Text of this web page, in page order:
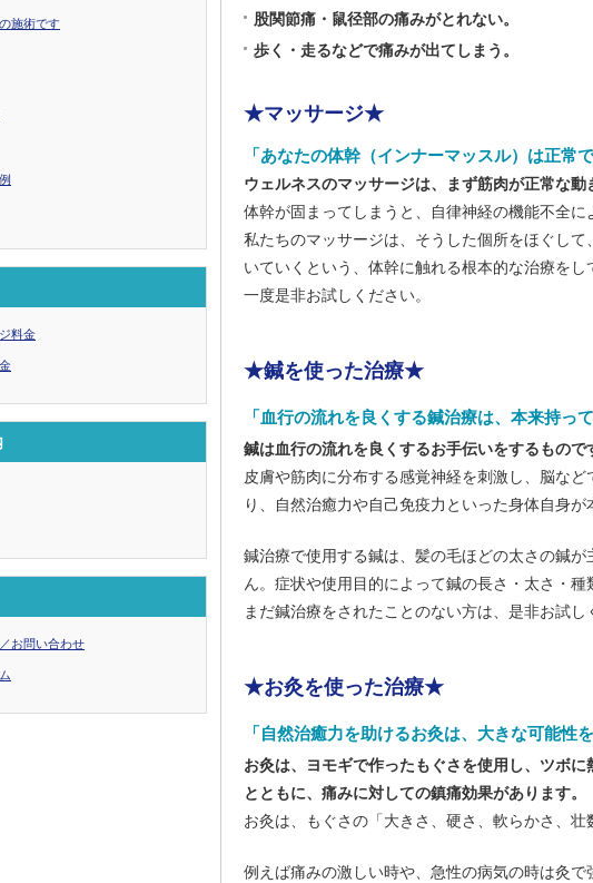
股関節痛・鼠径部の痛みがとれない。
歩く・走るなどで痛みが出てしまう。
★マッサージ★
「あなたの体幹（インナーマッスル）は正常で
ウェルネスのマッサージは、まず筋肉が正常な動
体幹が固まってしまうと、自律神経の機能不全に
私たちのマッサージは、そうした個所をほぐし
いていくという、体幹に触れる根本的な治療をし
一度是非お試しください。
★鍼を使った治療★
「血行の流れを良くする鍼治療は、本来持っ
鍼は血行の流れを良くするお手伝いをするもので
皮膚や筋肉に分布する感覚神経を刺激し、脳な
り、自然治癒力や自己免疫力といった身体自身
鍼治療で使用する鍼は、髪の毛ほどの太さの鍼
ん。症状や使用目的によって鍼の長さ・太さ・種
まだ鍼治療をされたことのない方は、是非お試し
★お灸を使った治療★
「自然治癒力を助けるお灸は、大きな可能性
お灸は、ヨモギで作ったもぐさを使用し、ツボ
とともに、痛みに対しての鎮痛効果があります。
お灸は、もぐさの「大きさ、硬さ、軟らかさ、壮
例えば痛みの激しい時や、急性の病気の時は灸で
施術です
料金
お問い合わせ